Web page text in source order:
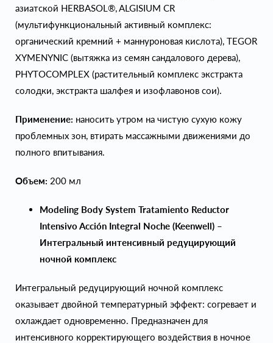
азиатской HERBASOL®, ALGISIUM CR
(мультифункциональный активный комплекс:
органический кремний + маннуроновая кислота), TEGOR
XYMENYNIC (вытяжка из семян сандалового дерева),
PHYTOCOMPLEX (растительный комплекс экстракта
солодки, экстракта шалфея и изофлавонов сои).
Применение: наносить утром на чистую сухую кожу
проблемных зон, втирать массажными движениями до
полного впитывания.
Объем: 200 мл
Modeling Body System Tratamiento Reductor
Intensivo Acción Integral Noche (Keenwell) –
Интегральный интенсивный редуцирующий
ночной комплекс
Интегральный редуцирующий ночной комплекс
оказывает двойной температурный эффект: согревает и
охлаждает одновременно. Предназначен для
интенсивного корректирующего воздействия в ночное